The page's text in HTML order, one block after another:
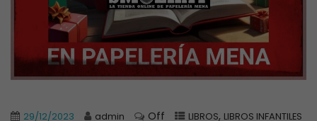
29/12/2023 admin Off LIBROS, LIBROS INFANTILES